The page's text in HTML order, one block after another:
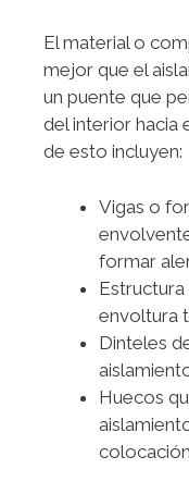
El material o
mejor que el
un puente que
del interior hacia
de esto incluyen:
Vigas o
formar
envoltura
Dinteles
Huecos